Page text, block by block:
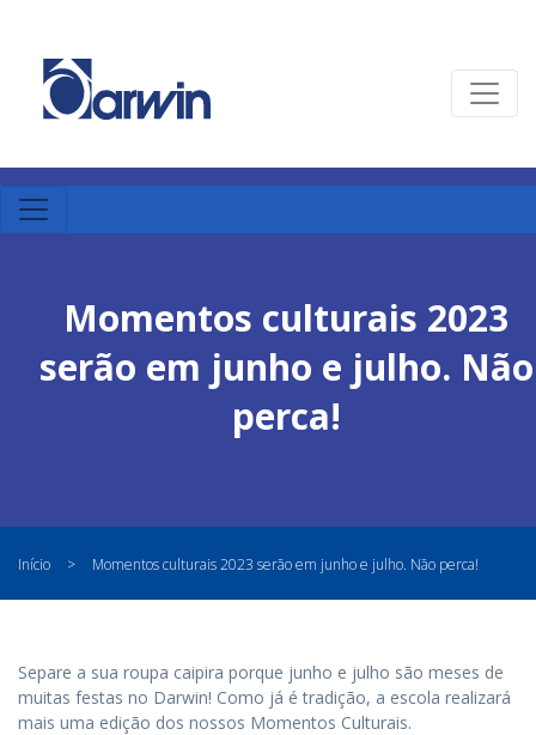
Momentos culturais 2023
serão em junho e julho. Não
perca!
Início > Momentos culturais 2023 serão em junho e julho. Não perca!
Separe a sua roupa caipira porque junho e julho são meses de
muitas festas no Darwin! Como já é tradição, a escola realizará
mais uma edição dos nossos Momentos Culturais.